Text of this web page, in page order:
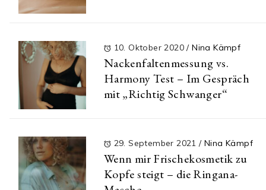
10. Oktober 2020/ Nina Kämpf
Nackenfaltenmessung vs.
Harmony Test – Im Gespräch
mit „Richtig Schwanger“
29. September 2021/ Nina Kämpf
Wenn mir Frischekosmetik zu
Kopfe steigt – die Ringana-